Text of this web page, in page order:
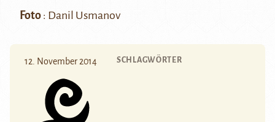
Foto : Danil Usmanov
12. November 2014 SCHLAGWÖRTER